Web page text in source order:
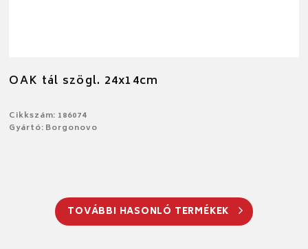
OAK tál szögl. 24x14cm
Cikkszám: 186074
Gyártó: Borgonovo
TOVÁBBI HASONLÓ TERMÉKEK